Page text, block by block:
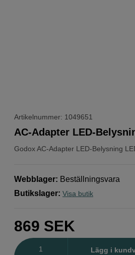
Artikelnummer: 1049651
GodoxAC-Adapter LED-Belysning
AC-Adapter LED-
Webblager: Beställningsvara
Butikslager: Visa butik
869 SEK
Lägg i